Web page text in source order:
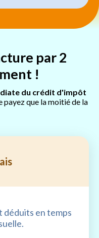
par 2
!
du crédit d'impôt
payez que la moitié de la
déduits en temps